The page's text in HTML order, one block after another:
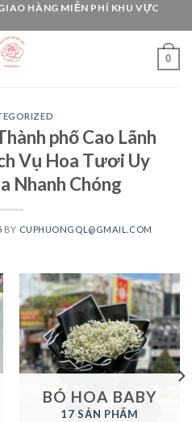
HÀNG MIỄN PHÍ KHU VỰC
0
phố Cao Lãnh
Vụ Hoa Tươi Uy
Nhanh Chóng
BY CUPHUONGQL@GMAIL.COM
BÓ HOA BABY
17 SẢN PHẨM